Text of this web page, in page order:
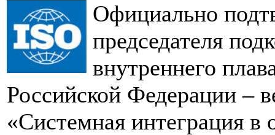
Официально
председателя
внутреннего
Российской Федерации
«Системная интеграция в